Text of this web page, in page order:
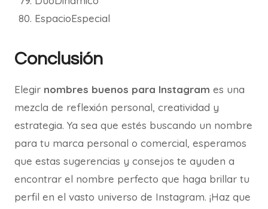
EspacioEspecial
Conclusión
Elegir nombres buenos para Instagram es una
mezcla de reflexión personal, creatividad y
estrategia. Ya sea que estés buscando un nombre
para tu marca personal o comercial, esperamos
que estas sugerencias y consejos te ayuden a
encontrar el nombre perfecto que haga brillar tu
perfil en el vasto universo de Instagram. ¡Haz que